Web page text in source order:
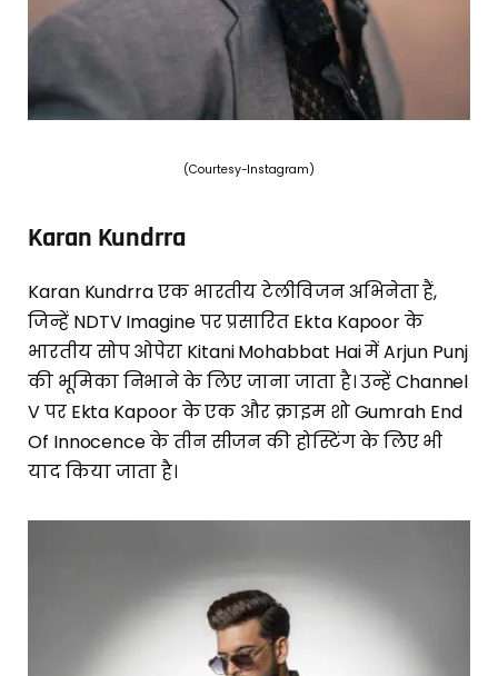
(Courtesy-Instagram)
Karan Kundrra
Karan Kundrra एक भारतीय टेलीविजन अभिनेता हैं,
जिन्हें NDTV Imagine पर प्रसारित Ekta Kapoor के
भारतीय सोप ओपेरा Kitani Mohabbat Hai में Arjun Punj
की भूमिका निभाने के लिए जाना जाता है। उन्हें Channel
V पर Ekta Kapoor के एक और क्राइम शो Gumrah End
Of Innocence के तीन सीजन की होस्टिंग के लिए भी
याद किया जाता है।